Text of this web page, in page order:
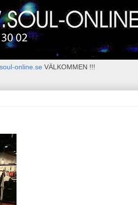
online.se VÄLKOMMEN !!!